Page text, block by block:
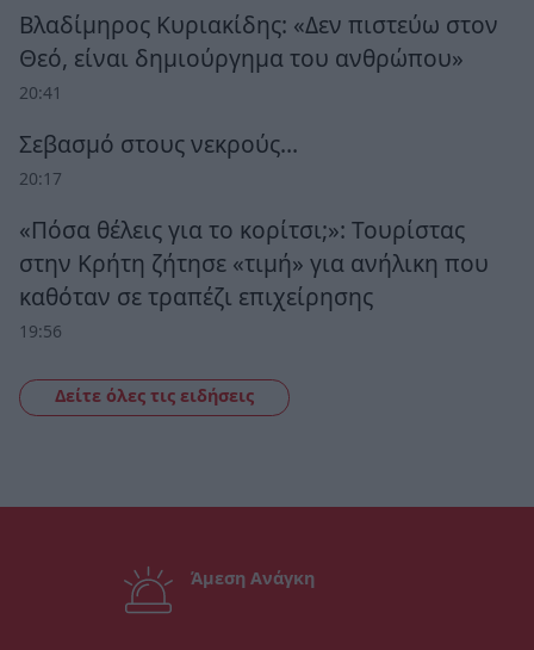
Βλαδίμηρος Κυριακίδης: «Δεν πιστεύω στον
Θεό, είναι δημιούργημα του ανθρώπου»
20:41
Σεβασμό στους νεκρούς…
20:17
«Πόσα θέλεις για το κορίτσι;»: Τουρίστας
στην Κρήτη ζήτησε «τιμή» για ανήλικη που
καθόταν σε τραπέζι επιχείρησης
19:56
Δείτε όλες τις ειδήσεις
Άμεση Ανάγκη